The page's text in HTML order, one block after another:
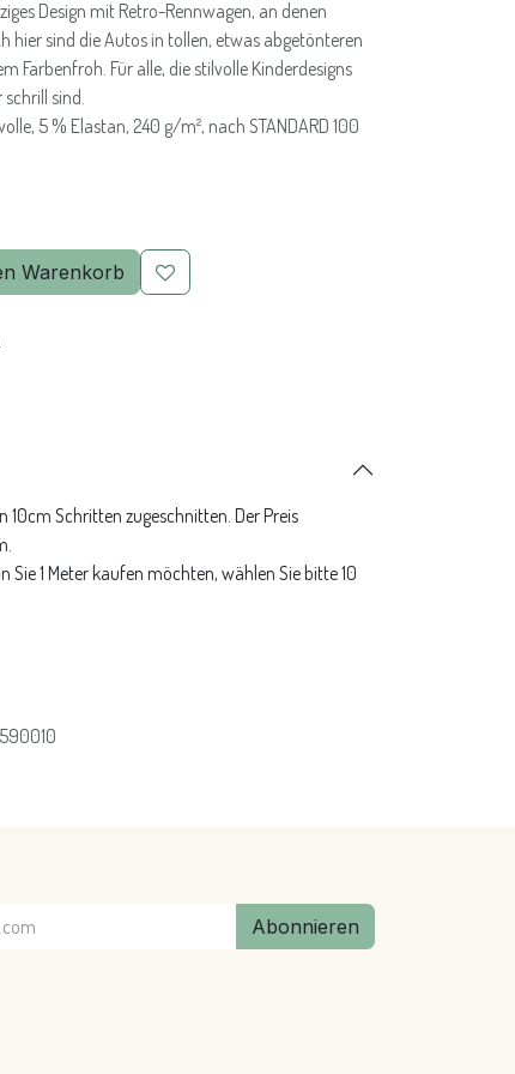
Design mit Retro-Rennwagen, an denen
hier sind die Autos in tollen, etwas abgetönteren
Farbenfroh. Für alle, die stilvolle Kinderdesigns
schrill sind.
5 % Elastan, 240 g/m², nach STANDARD 100
Warenkorb
10cm Schritten zugeschnitten. Der Preis
Sie 1 Meter kaufen möchten, wählen Sie bitte 10
Abonnieren